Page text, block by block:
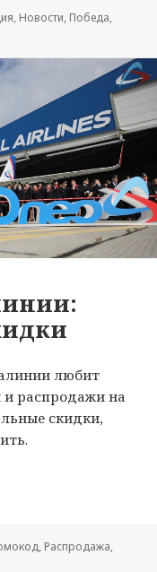
, Новости, Победа,
любит
и распродажи на
скидки,
распродажи и
, Распродажа,